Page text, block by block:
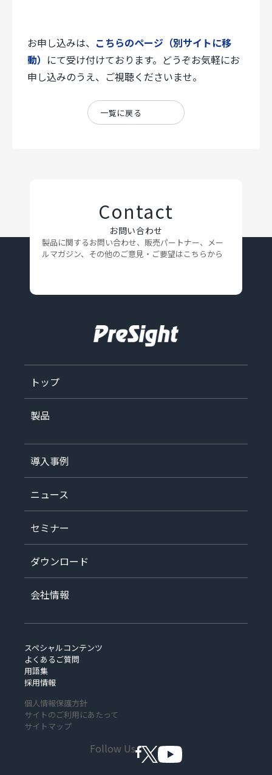
お申し込みは、 こちらのページ（別サイトに移
動） にて受け付けております。どうぞお気軽にお
申し込みのうえ、ご視聴くださいませ。
一覧に戻る
Contact
お問い合わせ
製品に関するお問い合わせ、販売パートナー、メー
ルマガジン、 その他のご意見・ご要望はこちらから
トップ
製品
導入事例
ニュース
セミナー
ダウンロード
会社情報
スペシャルコンテンツ
よくあるご質問
用語集
採用情報
個人情報保護方針
サイトのご利用にあたって
サイトマップ
Follow Us